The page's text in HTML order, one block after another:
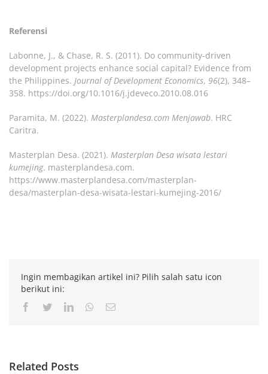
Referensi
Labonne, J., & Chase, R. S. (2011). Do community-driven
development projects enhance social capital? Evidence from
the Philippines. Journal of Development Economics, 96(2), 348–
358. https://doi.org/10.1016/j.jdeveco.2010.08.016
Paramita, M. (2022). Masterplandesa.com Menjawab. HRC
Caritra.
Masterplan Desa. (2021). Masterplan Desa wisata lestari
kumejing. masterplandesa.com.
https://www.masterplandesa.com/masterplan-
desa/masterplan-desa-wisata-lestari-kumejing-2016/
Ingin membagikan artikel ini? Pilih salah satu icon
berikut ini:
Facebook
TwitterLinkedInWhatsapp
Email
Related Posts